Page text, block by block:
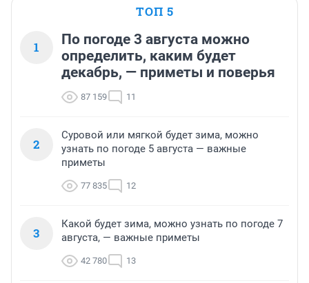
ТОП 5
1
По погоде 3 августа можно
определить, каким будет
декабрь, — приметы и поверья
87 159 11
2
Суровой или мягкой будет зима, можно
узнать по погоде 5 августа — важные
приметы
77 835 12
3
Какой будет зима, можно узнать по погоде 7
августа, — важные приметы
42 780 13